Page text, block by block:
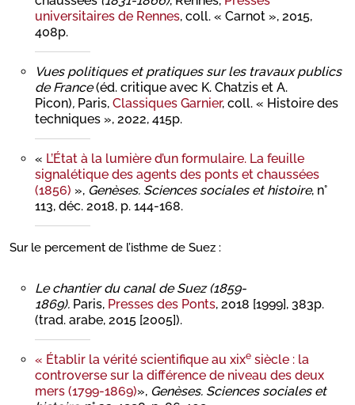
universitaires de Rennes, coll. « Carnot », 2015,
408p.
Vues politiques et pratiques sur les travaux publics
de France(éd. critique avec K. Chatzis et A.
Picon), Paris, Classiques Garnier, coll. « Histoire des
techniques », 2022, 415p.
« L’État à la lumière d’un formulaire. La feuille
signalétique des agents des ponts et chaussées
(1856) », Genèses. Sciences sociales et histoire, n°
113, déc. 2018, p. 144-168.
Sur le percement de l’isthme de Suez :
Le chantier du canal de Suez (1859-
1869). Paris, Presses des Ponts, 2018 [1999], 383p.
(trad. arabe, 2015 [2005]).
« Établir la vérité scientifique au xixe siècle : la
controverse sur la différence de niveau des deux
mers (1799-1869)», Genèses. Sciences sociales et